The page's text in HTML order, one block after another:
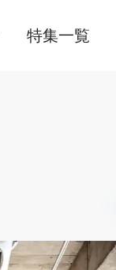
特集一覧